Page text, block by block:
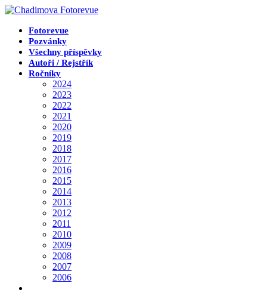
Přejít
obsahuFotorevue
Pozvánky
Všechny příspěvky
Autoři / Rejstřík
Ročníky
2024
2023
2022
2021
2020
2019
2018
2017
2016
2015
2014
2013
2012
2011
2010
2009
2008
2007
2006